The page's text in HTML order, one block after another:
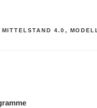
MITTELSTAND 4.0 ,